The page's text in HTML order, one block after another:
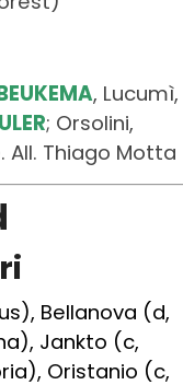
, Lucumì,
; Orsolini,
All. Thiago Motta
Bellanova (d,
Jankto (c,
Oristanio (c,